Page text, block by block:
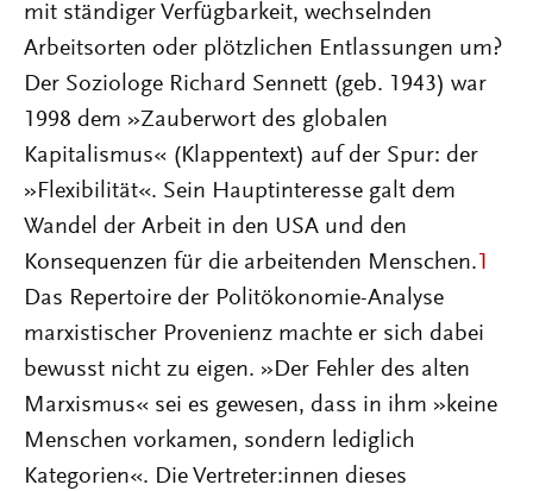
mit ständiger Verfügbarkeit, wechselnden
Arbeitsorten oder plötzlichen Entlassungen um?
Der Soziologe Richard Sennett (geb. 1943) war
1998 dem »Zauberwort des globalen
Kapitalismus« (Klappentext) auf der Spur: der
»Flexibilität«. Sein Hauptinteresse galt dem
Wandel der Arbeit in den USA und den
Konsequenzen für die arbeitenden Menschen. 1
Das Repertoire der Politökonomie-Analyse
marxistischer Provenienz machte er sich dabei
bewusst nicht zu eigen. »Der Fehler des alten
Marxismus« sei es gewesen, dass in ihm »keine
Menschen vorkamen, sondern lediglich
Kategorien«. Die Vertreter:innen dieses